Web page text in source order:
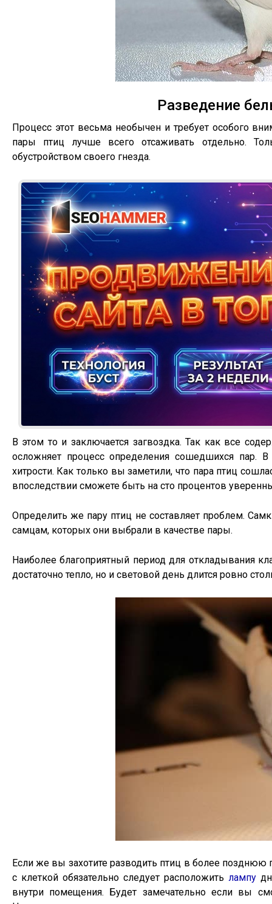
Разведение
Процесс этот весьма необычен и требует особого
пары птиц лучше всего отсаживать отдельно.
обустройством своего гнезда.
В этом то и заключается загвоздка. Так как все
осложняет процесс определения сошедшихся пар.
хитрости. Как только вы заметили, что пара птиц
впоследствии сможете быть на сто процентов
Определить же пару птиц не составляет проблем.
самцам, которых они выбрали в качестве пары.
Наиболее благоприятный период для откладывания
достаточно тепло, но и световой день длится ровно
Если же вы захотите разводить птиц в более
с клеткой обязательно следует расположить лампу
внутри помещения. Будет замечательно если вы